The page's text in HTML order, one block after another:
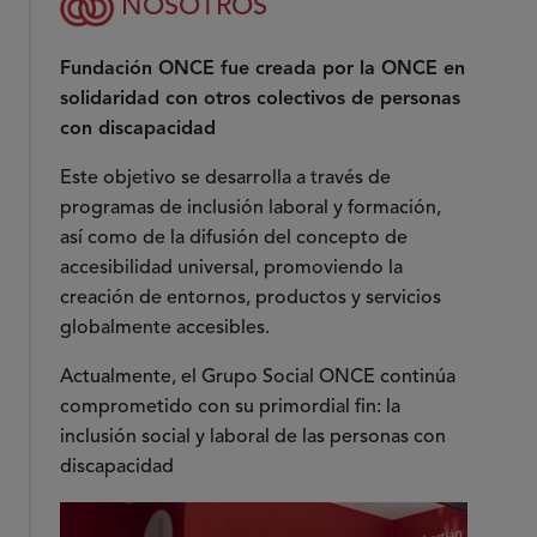
NOSOTROS
Fundación ONCE fue creada por la ONCE en
solidaridad con otros colectivos de personas
con discapacidad
Este objetivo se desarrolla a través de
programas de inclusión laboral y formación,
así como de la difusión del concepto de
accesibilidad universal, promoviendo la
creación de entornos, productos y servicios
globalmente accesibles.
Actualmente, el Grupo Social ONCE continúa
comprometido con su primordial fin: la
inclusión social y laboral de las personas con
discapacidad